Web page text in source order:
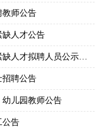
教师公告
缺人才公告
2018年沈阳体育学院招聘高层次和急需紧缺人才拟聘人员公示（第一批）
招聘公告
幼儿园教师公告
公告